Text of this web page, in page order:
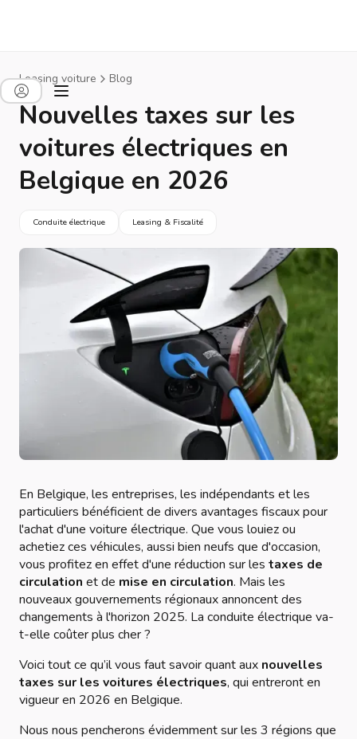
Leasing voiture Blog
Nouvelles taxes sur les
voitures électriques en
Belgique en 2026
Conduite électrique Leasing & Fiscalité
En Belgique, les entreprises, les indépendants et les
particuliers bénéficient de divers avantages fiscaux pour
l'achat d'une voiture électrique. Que vous louiez ou
achetiez ces véhicules, aussi bien neufs que d'occasion,
vous profitez en effet d'une réduction sur les taxes de
circulation et de mise en circulation. Mais les
nouveaux gouvernements régionaux annoncent des
changements à l'horizon 2025. La conduite électrique va-
t-elle coûter plus cher ?
Voici tout ce qu’il vous faut savoir quant aux nouvelles
taxes sur les voitures électriques, qui entreront en
vigueur en 2026 en Belgique.
Nous nous pencherons évidemment sur les 3 régions que